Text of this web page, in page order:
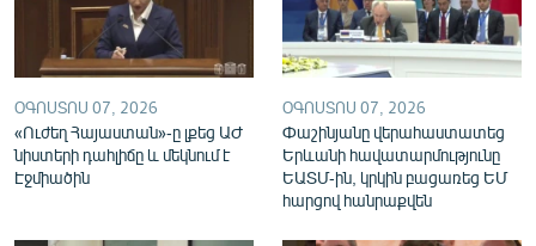
ՕԳՈՍՏՈՍ 07, 2026
«Ուժեղ Հայաստան»-ը լքեց ԱԺ
նիստերի դահլիճը և մեկնում է
Էջմիածին
ՕԳՈՍՏՈՍ 07, 2026
Փաշինյանը վերահաստատեց
Երևանի հավատարմությունը
ԵԱՏՄ-ին, կրկին բացառեց ԵՄ
հարցով հանրաքվեն